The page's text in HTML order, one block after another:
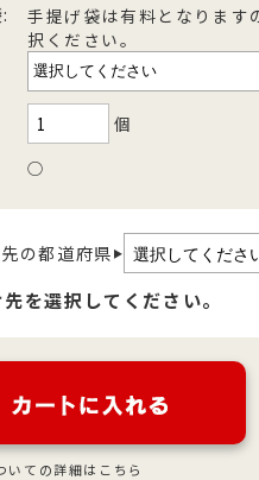
森八の昔ながらの黒羊羹。玄
して、米飴を贅沢に使用して
濃厚でコクのある甘さが特徴
400年の歴史を誇る「宝達葛
いた、つるりとした爽やかな
しが自慢のくずきり
手提げ袋は有料となります
択ください。
個
○
の都道府県 ▶
を選択してください。
いての詳細はこちら